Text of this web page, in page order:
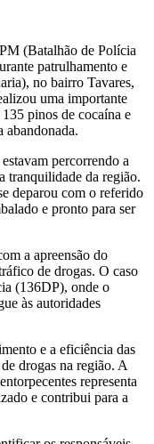
(Batalhão de Polícia
patrulhamento e
no bairro Tavares,
uma importante
pinos de cocaína e
abandonada.
percorrendo a
tranquilidade da região.
deparou com o referido
e pronto para ser
a apreensão do
de drogas. O caso
(136DP), onde o
às autoridades
e a eficiência das
drogas na região. A
representa
e contribui para a